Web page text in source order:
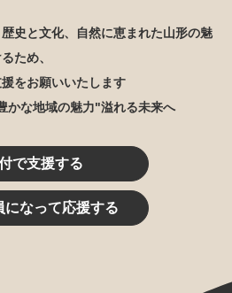
史と文化、自然に恵まれた山形の魅
ため、
をお願いいたします
かな地域の魅力"溢れる未来へ
で支援する
になって応援する